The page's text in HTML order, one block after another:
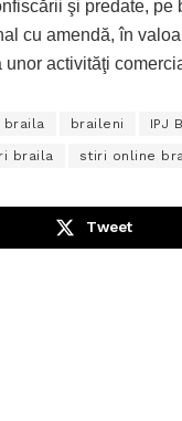
şi predate,
cu amendă, în
activităţi
braila braileni IPJ
braila stiri online
Tweet